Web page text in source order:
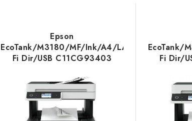
Epson
EcoTank/M3180/MF/Ink/A4/LAN/Wi-
Fi Dir/USB C11CG93403
EcoTank/
Fi Dir/